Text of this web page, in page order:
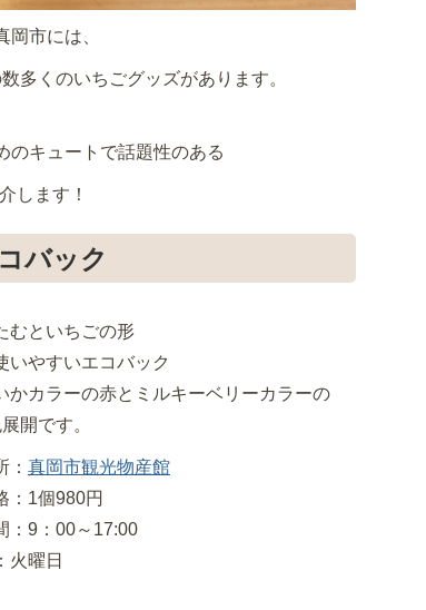
岡市には、
多くのいちごグッズがあります。
のキュートで話題性のある
します！
バック
むといちごの形
いやすいエコバック
かカラーの赤とミルキーベリーカラーの
開です。
： 真岡市観光物産館
：1個980円
：9：00～17:00
火曜日